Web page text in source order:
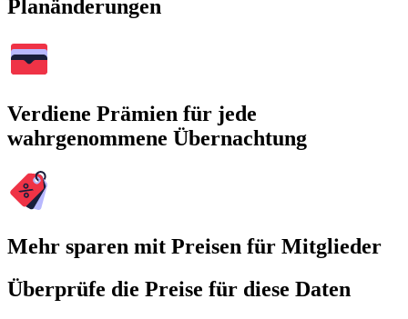
Planänderungen
Verdiene Prämien für jede
wahrgenommene Übernachtung
Mehr sparen mit Preisen für Mitglieder
Überprüfe die Preise für diese Daten